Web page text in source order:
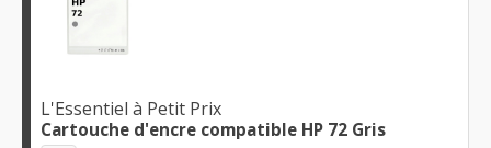
L'Essentiel à Petit Prix
Cartouche d'encre compatible HP 72 Gris